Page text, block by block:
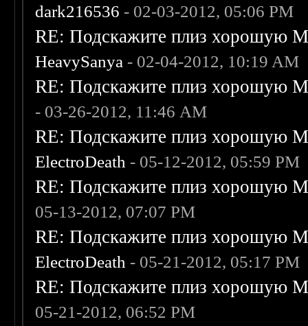
dark216536 - 02-03-2012, 05:06 PM
RE: Подскажите плиз хорошую
HeavySanya - 02-04-2012, 10:19 AM
RE: Подскажите плиз хорошую
- 03-26-2012, 11:46 AM
RE: Подскажите плиз хорошую
ElectroDeath - 05-12-2012, 05:59 PM
RE: Подскажите плиз хорошую
05-13-2012, 07:07 PM
RE: Подскажите плиз хорошую
ElectroDeath - 05-21-2012, 05:17 PM
RE: Подскажите плиз хорошую
05-21-2012, 06:52 PM